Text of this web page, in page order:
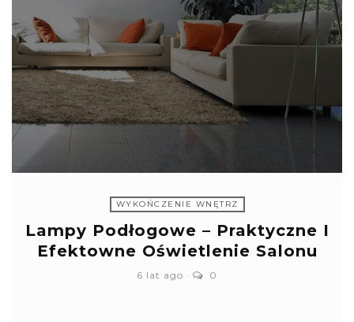
WYKOŃCZENIE WNĘTRZ
Lampy Podłogowe – Praktyczne I
Efektowne Oświetlenie Salonu
6 lat ago 0